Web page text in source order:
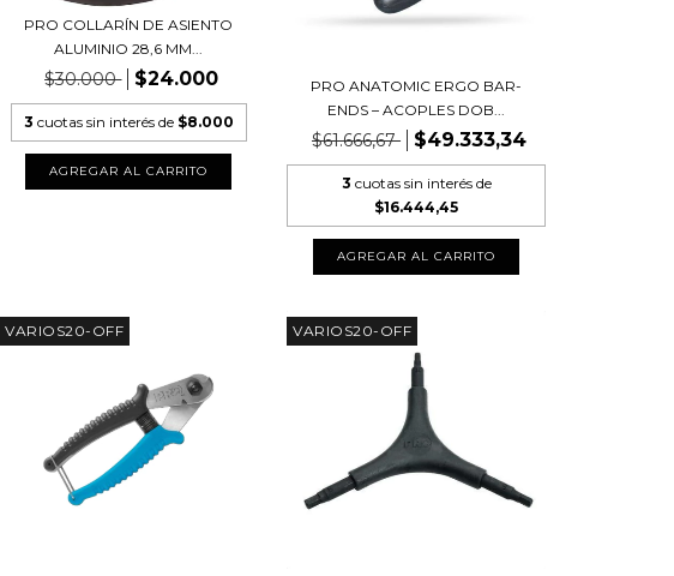
PRO COLLARÍN DE ASIENTO
ALUMINIO 28,6 MM...
$30.000 $24.000
3 cuotas sin interés de $8.000
PRO ANATOMIC ERGO BAR-
ENDS – ACOPLES DOB...
$61.666,67 $49.333,34
3 cuotas sin interés de
$16.444,45
VARIOS20-OFF VARIOS20-OFF